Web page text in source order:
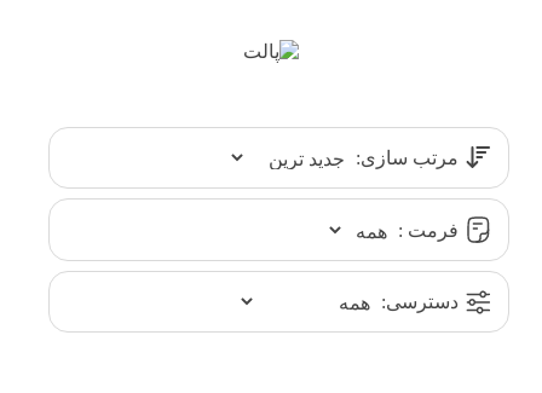
مرتب سازی:
فرمت :
دسترسی: